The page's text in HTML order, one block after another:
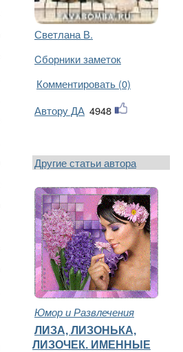
Светлана В.
Cборники заметок
Комментировать (0)
Автору ДА 4948
Другие статьи автора
Юмор и Развлечения
ЛИЗА, ЛИЗОНЬКА,
ЛИЗОЧЕК. ИМЕННЫЕ